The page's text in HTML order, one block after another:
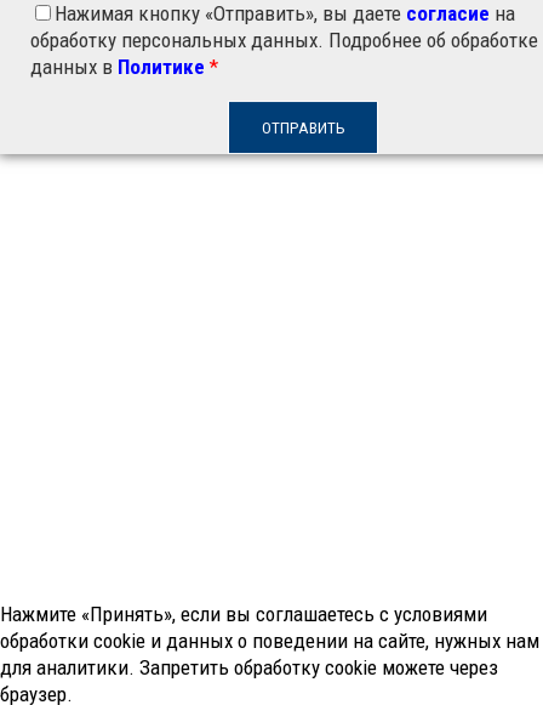
Нажимая кнопку «Отправить», вы даете согласие на
обработку персональных данных. Подробнее об обработке
данных в Политике *
Нажмите «Принять», если вы соглашаетесь с условиями
обработки cookie и данных о поведении на сайте, нужных нам
для аналитики. Запретить обработку cookie можете через
браузер.